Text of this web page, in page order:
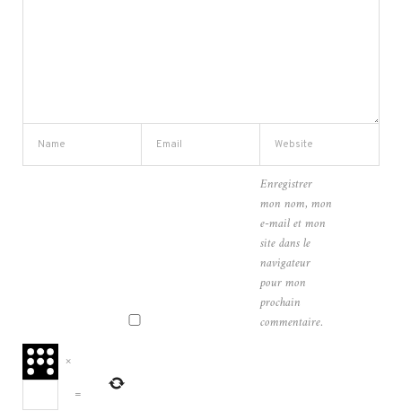
Enregistrer
mon nom, mon
e-mail et mon
site dans le
navigateur
pour mon
prochain
commentaire.
×
=